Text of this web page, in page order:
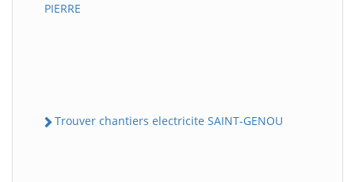
PIERRE
Trouver chantiers electricite SAINT-GENOU